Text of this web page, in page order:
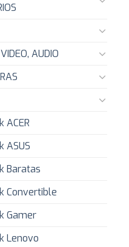
AUDIO
ACER
ASUS
Baratas
Convertible
Gamer
Lenovo